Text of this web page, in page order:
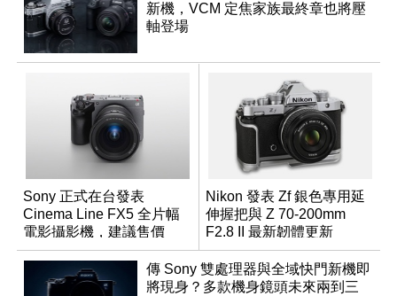
新機，VCM 定焦家族最終章也將壓
軸登場
Sony 正式在台發表
Cinema Line FX5 全片幅
電影攝影機，建議售價
NT$144,980
Nikon 發表 Zf 銀色專用延
伸握把與 Z 70-200mm
F2.8 II 最新韌體更新
傳 Sony 雙處理器與全域快門新機即
將現身？多款機身鏡頭未來兩到三